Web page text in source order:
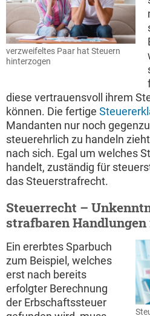
verzweifeltes Paar hat Steuern
hinterzogen
diese vertrauensvoll ihrem
können. Die fertige
Mandanten nur noch
steuerehrlich zu handeln
nach sich. Egal um welches
handelt, zuständig für
das Steuerstrafrecht.
Steuerrecht –
strafbaren
Ein ererbtes Sparbuch
zum Beispiel, welches
erst nach bereits
erfolgter Berechnung
der Erbschaftssteuer